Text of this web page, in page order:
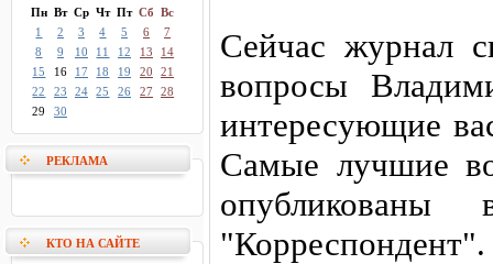
Пн Вт Ср Чт Пт Сб Вс
1
2 3 4 5 6
7
8
9 10 11 12 13
14
15
16 17 18 19 20
21
22
23 24 25 26 27
28
29
30
РЕКЛАМА
КТО НА САЙТЕ
Сейчас журнал
вопросы
интересующие
Самые лучшие
"Корреспондент".